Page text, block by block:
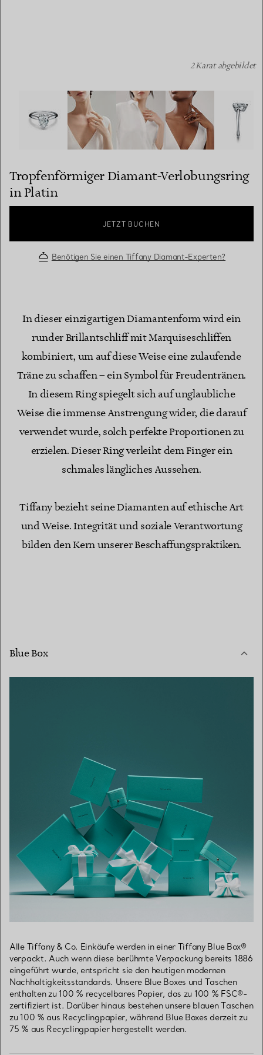
Tropfenförmiger Diamant-Verlobungsring in Platin
2 Karat abgebildet
Tropfenförmiger Diamant-Verlobungsring
in Platin
JETZT BUCHEN
Benötigen Sie einen Tiffany Diamant-Experten?
In dieser einzigartigen Diamantenform wird ein
runder Brillantschliff mit Marquiseschliffen
kombiniert, um auf diese Weise eine zulaufende
Träne zu schaffen – ein Symbol für Freudentränen.
In diesem Ring spiegelt sich auf unglaubliche
Weise die immense Anstrengung wider, die darauf
verwendet wurde, solch perfekte Proportionen zu
erzielen. Dieser Ring verleiht dem Finger ein
schmales längliches Aussehen.
Tiffany bezieht seine Diamanten auf ethische Art
und Weise. Integrität und soziale Verantwortung
bilden den Kern unserer Beschaffungspraktiken.
Blue Box
Alle Tiffany & Co. Einkäufe werden in einer Tiffany Blue Box®
verpackt. Auch wenn diese berühmte Verpackung bereits 1886
eingeführt wurde, entspricht sie den heutigen modernen
Nachhaltigkeitsstandards. Unsere Blue Boxes und Taschen
enthalten zu 100 % recycelbares Papier, das zu 100 % FSC®-
zertifiziert ist. Darüber hinaus bestehen unsere blauen Taschen
zu 100 % aus Recyclingpapier, während Blue Boxes derzeit zu
75 % aus Recyclingpapier hergestellt werden.